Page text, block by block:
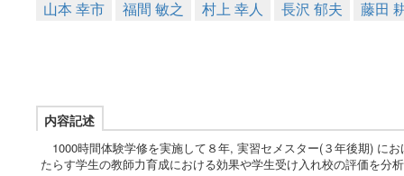
山本 幸市 福間 敏之 村上 幸人 長沢 郁夫 藤田
内容記述
1000時間体験学修を実施して８年, 実習セメスター(３年後期) に
たらす学生の教師力育成における効果や学生受け入れ校の評価を